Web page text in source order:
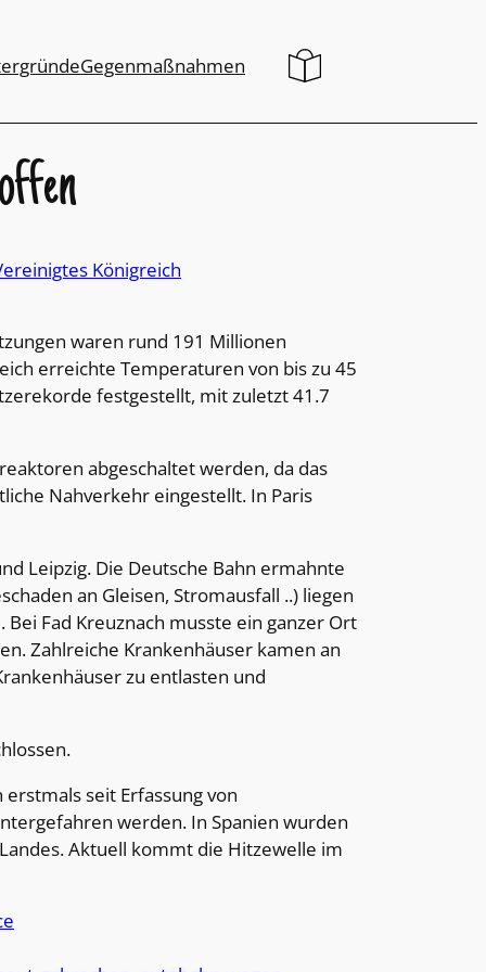
Gegenmaßnahmen
Königreich
waren rund 191 Millionen
erreichte Temperaturen von bis zu 45
festgestellt, mit zuletzt 41.7
abgeschaltet werden, da das
Nahverkehr eingestellt. In Paris
Leipzig. Die Deutsche Bahn ermahnte
an Gleisen, Stromausfall ..) liegen
Fad Kreuznach musste ein ganzer Ort
Zahlreiche Krankenhäuser kamen an
zu entlasten und
seit Erfassung von
werden. In Spanien wurden
Aktuell kommt die Hitzewelle im